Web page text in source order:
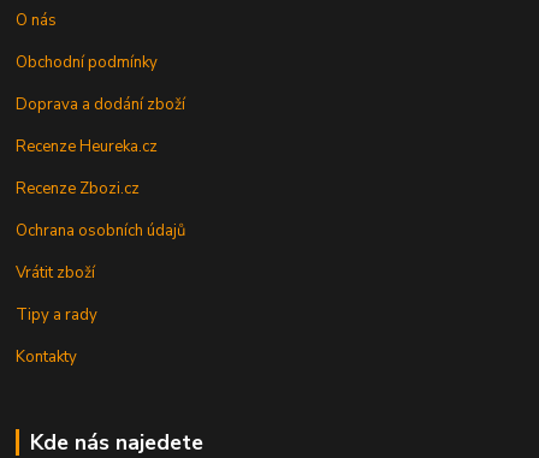
O nás
Obchodní podmínky
Doprava a dodání zboží
Recenze Heureka.cz
Recenze Zbozi.cz
Ochrana osobních údajů
Vrátit zboží
Tipy a rady
Kontakty
Kde nás najedete